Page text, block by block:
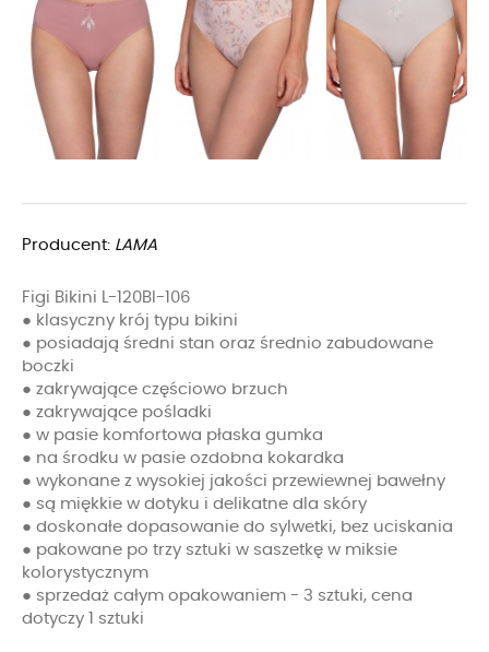
Producent: LAMA
Figi Bikini L-120BI-106
● klasyczny krój typu bikini
● posiadają średni stan oraz średnio zabudowane
boczki
● zakrywające częściowo brzuch
● zakrywające pośladki
● w pasie komfortowa płaska gumka
● na środku w pasie ozdobna kokardka
● wykonane z wysokiej jakości przewiewnej bawełny
● są miękkie w dotyku i delikatne dla skóry
● doskonałe dopasowanie do sylwetki, bez uciskania
● pakowane po trzy sztuki w saszetkę w miksie
kolorystycznym
● sprzedaż całym opakowaniem - 3 sztuki, cena
dotyczy 1 sztuki